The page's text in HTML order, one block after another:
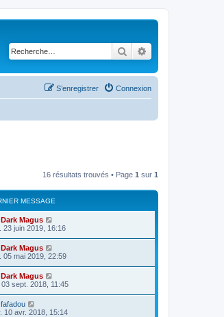
Rechercher
Connexion
S’enregistrer
16 résultats trouvés • Page 1 sur 1
MESSAGE
Dark Magus
23 juin 2019, 16:16
Dark Magus
05 mai 2019, 22:59
Dark Magus
03 sept. 2018, 11:45
fafadou
10 avr. 2018, 15:14